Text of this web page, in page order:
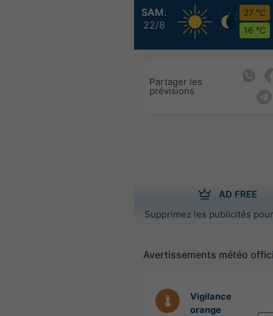
SAM.
22/8
27 °C
16 °C
Partager les
prévisions
AD FREE
Supprimez les publicités
Avertissements météo
Vigilance
orange